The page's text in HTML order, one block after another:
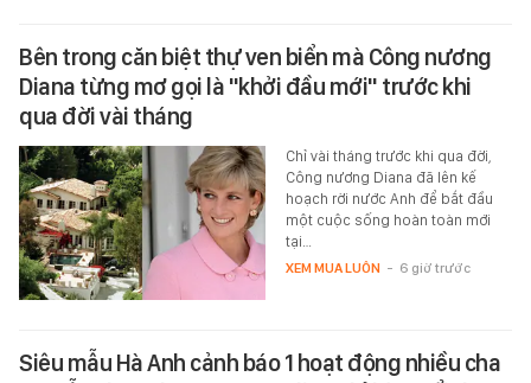
Bên trong căn biệt thự ven biển mà Công nương
Diana từng mơ gọi là "khởi đầu mới" trước khi
qua đời vài tháng
Chỉ vài tháng trước khi qua đời,
Công nương Diana đã lên kế
hoạch rời nước Anh để bắt đầu
một cuộc sống hoàn toàn mới
tại…
XEM MUA LUÔN - 6 giờ trước
Siêu mẫu Hà Anh cảnh báo 1 hoạt động nhiều cha